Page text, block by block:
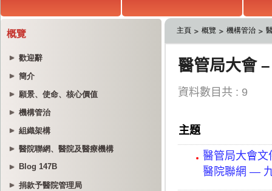
概覽
歡迎辭
簡介
願景、使命、核心價值
機構管治
組織架構
醫院聯網、醫院及醫療機構
Blog 147B
捐款予醫院管理局
主頁 概覽 機構管治